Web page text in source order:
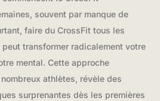
souvent par manque de
faire du CrossFit tous les
transformer radicalement votre
mental. Cette approche
athlètes, révèle des
surprenantes dès les premières